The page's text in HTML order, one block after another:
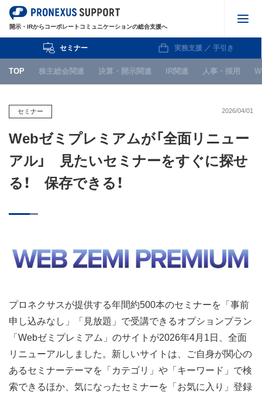
開示・IRからコーポレートコミュニケーションの総合支援へ
決算・開示関連
IR関連
人事・採用
WEB
IPO関連
セミナー
会員情報変更
お問い合わせ
PRONEXUS SUPPORTの使い方
TOP 株主総会関連 決算・開示関連 IR関連 人事・採用
セミナー 実務支援 ／ 手引き
Webゼミプレミアムが「全面リニュー
アル」 見たいセミナーをすぐに探せ
る！ 保存できる！
セミナー 2026/04/01
プロネクサスが提供する年間約500本のセミナーを「事前
申し込みなし」「見放題」で受講できるオプションプラン
「Webゼミプレミアム」のサイトが2026年4月1日、全面
リニューアルしました。新しいサイトは、ご自身が関心の
あるセミナーテーマを「カテゴリ」や「キーワード」で検
索できるほか、気になったセミナーを「お気に入り」登録